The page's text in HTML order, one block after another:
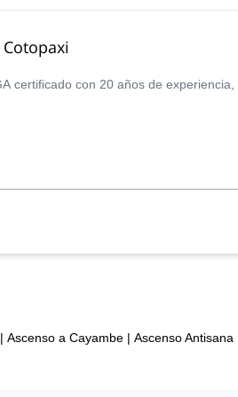
certificado con 20 años de
| Ascenso a Cayambe | Ascenso Antisana